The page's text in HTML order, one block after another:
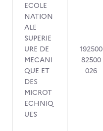
ECOLE
NATION
ALE
SUPERIE
URE DE
MECANI
QUE ET
DES
MICROT
ECHNIQ
UES
192500
82500
026